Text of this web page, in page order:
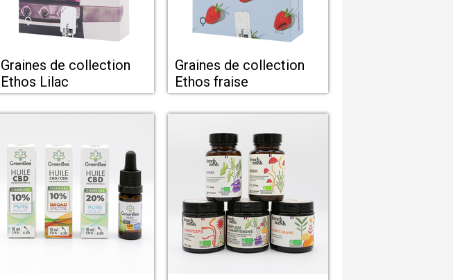
Graines de collection
Ethos Lilac
Graines de collection
Ethos fraise